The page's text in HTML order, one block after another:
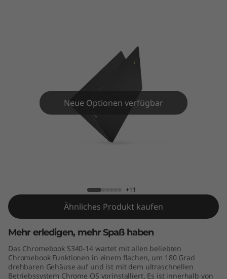
3
4
0
Neue Optionen verfügbar
+11
Ähnliches Produkt kaufen
Mehr erledigen, mehr Spaß haben
Das Chromebook S340-14 wartet mit allen beliebten
Chromebook Funktionen in einem flachen, um 180 Grad
drehbaren Gehäuse auf und ist mit dem ultraschnellen
Betriebssystem Chrome OS vorinstalliert. Es ist innerhalb von